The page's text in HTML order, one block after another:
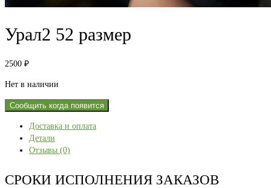
Урал2 52 размер
2500 ₽
Нет в наличии
Сообщить когда появится
Доставка и оплата
Детали
Отзывы (0)
СРОКИ ИСПОЛНЕНИЯ ЗАКАЗОВ